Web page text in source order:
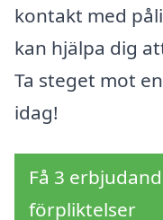
kontakt med
kan hjälpa dig
Ta steget mot
idag!
Få 3
förpliktelser